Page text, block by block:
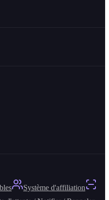
Système d'affiliation